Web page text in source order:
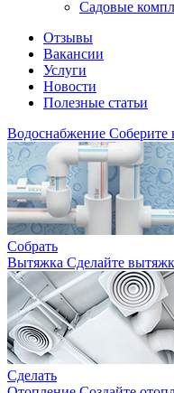
Садовые
Отзывы
Вакансии
Услуги
Новости
Полезные статьи
Водоснабжение Соберите
Собрать
Вытяжка Сделайте
Сделать